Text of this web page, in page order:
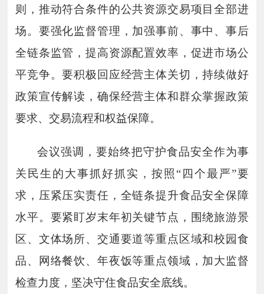
则，推动符合条件的公共资源交易项目全部进
场。要强化监督管理，加强事前、事中、事后
全链条监管，提高资源配置效率，促进市场公
平竞争。要积极回应经营主体关切，持续做好
政策宣传解读，确保经营主体和群众掌握政策
要求、交易流程和权益保障。
会议强调，要始终把守护食品安全作为事
关民生的大事抓好抓实，按照“四个最严”要
求，压紧压实责任，全链条提升食品安全保障
水平。要紧盯岁末年初关键节点，围绕旅游景
区、文体场所、交通要道等重点区域和校园食
品、网络餐饮、年夜饭等重点领域，加大监督
检查力度，坚决守住食品安全底线。